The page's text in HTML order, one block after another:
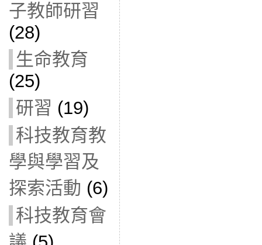
子教師研習
(28)
生命教育
(25)
研習 (19)
科技教育教
學與學習及
探索活動 (6)
科技教育會